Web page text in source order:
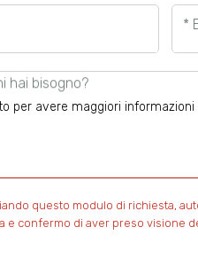
*
hai bisogno?
questo modulo di richiesta,
e confermo di aver preso visione